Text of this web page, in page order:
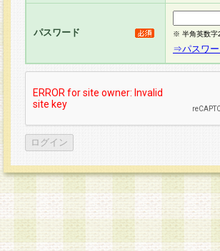
パスワード ※ 半角英数字
⇒パスワー